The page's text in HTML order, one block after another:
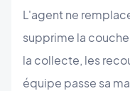
L'agent ne
supprime la
la collecte, les
équipe passe sa